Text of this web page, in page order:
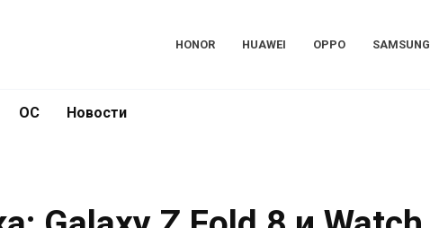
HONOR HUAWEI OPPO SAMSUNG
ОС Новости